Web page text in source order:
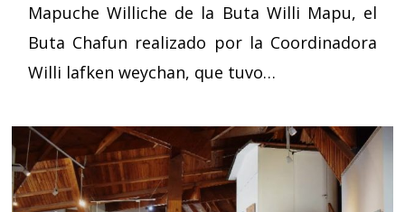
Mapuche Williche de la Buta Willi Mapu, el
Buta Chafun realizado por la Coordinadora
Willi lafken weychan, que tuvo…